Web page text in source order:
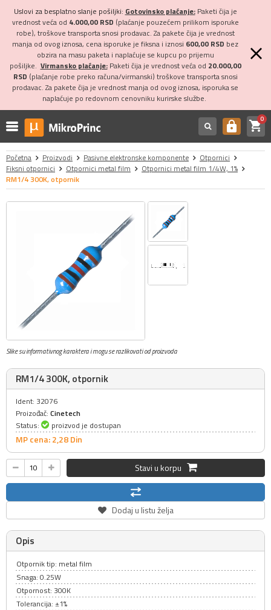
Uslovi za besplatno slanje pošiljki: Gotovinsko plaćanje:Paketi čija je
vrednost veća od 4.000,00 RSD (plaćanje pouzećem prilikom isporuke
robe), troškove transporta snosi prodavac. Za pakete čija je vrednost
manja od ovog iznosa, cena isporuke je fiksna i iznosi 600,00 RSD bez
obzira na masu paketa i naplaćuje se kupcu po prijemu
pošiljke. Virmansko plaćanje:Paketi čija je vrednost veća od 20.000,00
RSD (plaćanje robe preko računa/virmanski) troškove transporta snosi
prodavac. Za pakete čija je vrednost manja od ovog iznosa, isporuka se
naplaćuje po redovnom cenovniku kurirske službe.
https shopping_cart0
Početna Proizvodi Pasivne elektronske komponente
Otpornici
Fiksni otpornici
Otpornici metal film
Otpornici metal film 1/4W, 1%
RM1/4 300K, otpornik
Slike su informativnog karaktera i mogu se razlikovati od proizvoda
RM1/4 300K, otpornik
Ident: 32076
Proizođač: Cinetech
Status:
proizvod je dostupan
MP cena: 2,28Din
Stavi u korpu
Dodaj u listu želja
Opis
Otpornik tip: metal film
Snaga: 0.25W
Otpornost: 300K
Tolerancija: ±1%